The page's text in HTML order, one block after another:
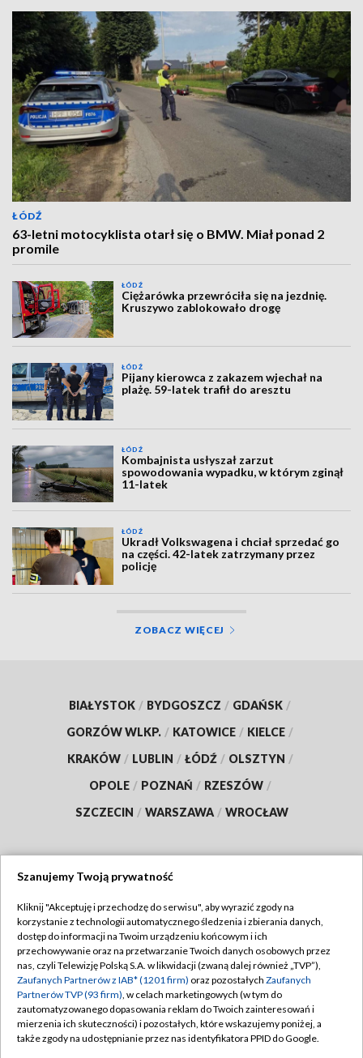
ŁÓDŹ
63-letni motocyklista otarł się o BMW. Miał ponad 2
promile
ŁÓDŹ
Ciężarówka przewróciła się na jezdnię.
Kruszywo zablokowało drogę
ŁÓDŹ
Pijany kierowca z zakazem wjechał na
plażę. 59-latek trafił do aresztu
ŁÓDŹ
Kombajnista usłyszał zarzut
spowodowania wypadku, w którym zginął
11-latek
ŁÓDŹ
Ukradł Volkswagena i chciał sprzedać go
na części. 42-latek zatrzymany przez
policję
ZOBACZ WIĘCEJ
BIAŁYSTOK / BYDGOSZCZ / GDAŃSK /
GORZÓW WLKP. / KATOWICE / KIELCE /
KRAKÓW / LUBLIN / ŁÓDŹ / OLSZTYN /
OPOLE / POZNAŃ / RZESZÓW /
SZCZECIN / WARSZAWA / WROCŁAW
TVP
Abonament TVP
Emisja w TVP
Centrum informacji TVP
Naziemna Telewizja Cyfrowa
Regulamin TVP
Polityka prywatności
Moje zgody
Pomoc
Szanujemy Twoją prywatność
Kliknij "Akceptuję i przechodzę do serwisu", aby wyrazić zgody na
korzystanie z technologii automatycznego śledzenia i zbierania danych,
dostęp do informacji na Twoim urządzeniu końcowym i ich
przechowywanie oraz na przetwarzanie Twoich danych osobowych przez
nas, czyli Telewizję Polską S.A. w likwidacji (zwaną dalej również „TVP”),
Zaufanych Partnerów z IAB* (1201 firm) oraz pozostałych Zaufanych
Partnerów TVP (93 firm), w celach marketingowych (w tym do
zautomatyzowanego dopasowania reklam do Twoich zainteresowań i
mierzenia ich skuteczności) i pozostałych, które wskazujemy poniżej, a
także zgody na udostępnianie przez nas identyfikatora PPID do Google.